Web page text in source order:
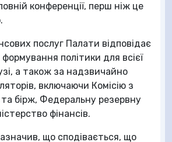
конференції, перш ніж це
послуг Палати відповідає
політики для всієї
а також за надзвичайно
включаючи Комісію з
та бірж, Федеральну резервну
фінансів.
що сподівається, що